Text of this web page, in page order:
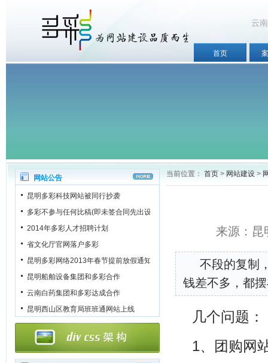
云
首页
网站公告
昆明多彩科技网站被同行抄袭
多彩不参与任何比稿(即未签合同先出设计稿)
2014年多彩人才招聘计划
省文化厅官网落户多彩
昆明多彩网络2013年春节提前放假通知
昆明船舶设备集团和多彩合作
云南白药集团和多彩达成合作
昆明西山区教育局班班通网站上线
当前位置： 首页 > 网站建设 >
来源：
不段的复制
钱差不多，都
几个问题：
1、团购网